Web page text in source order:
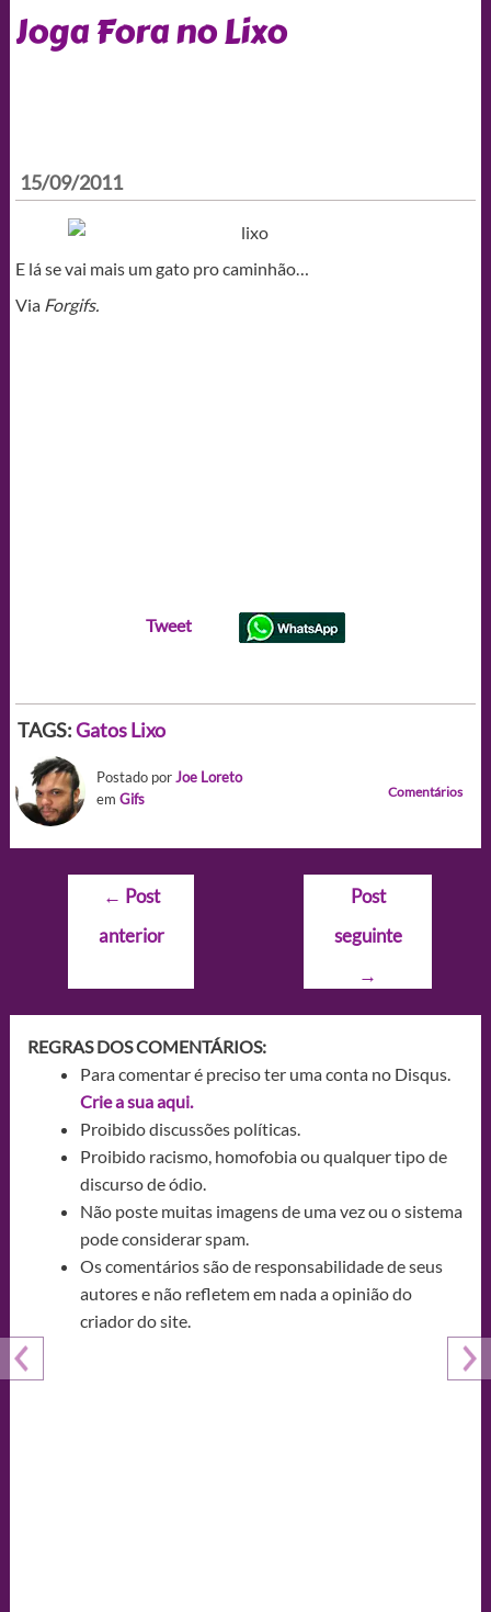
Joga Fora no Lixo
15/09/2011
E lá se vai mais um gato pro caminhão…
Via Forgifs.
Tweet
TAGS:GatosLixo
Postado porJoe Loreto
em Gifs Comentários
Navegação
Post
← Post
anterior
Post
seguinte
→
REGRAS DOS COMENTÁRIOS:
Para comentar é preciso ter uma conta no Disqus.
Crie a sua aqui.
Proibido discussões políticas.
Proibido racismo, homofobia ou qualquer tipo de
discurso de ódio.
Não poste muitas imagens de uma vez ou o sistema
pode considerar spam.
Os comentários são de responsabilidade de seus
autores e não refletem em nada a opinião do
criador do site.